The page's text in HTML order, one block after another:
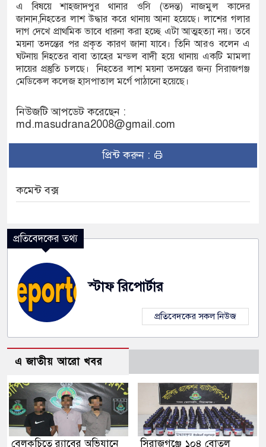
এ বিষয়ে শাহজাদপুর থানার ওসি (তদন্ত) নাজমুল কাদের
জানান,নিহতের লাশ উদ্ধার করে থানায় আনা হয়েছে। লাশের গলার
দাগ দেখে প্রাথমিক ভাবে ধারনা করা হচ্ছে এটা আত্মহত্যা নয়। তবে
ময়না তদন্তের পর প্রকৃত কারণ জানা যাবে। তিনি আরও বলেন এ
ঘটনায় নিহতের বাবা তাহের মন্ডল বাদী হয়ে থানায় একটি মামলা
দায়ের প্রস্তুতি চলছে। নিহতের লাশ ময়না তদন্তের জন্য সিরাজগঞ্জ
মেডিকেল কলেজ হাসপাতাল মর্গে পাঠানো হয়েছে।
নিউজটি আপডেট করেছেন :
md.masudrana2008@gmail.com
প্রিন্ট করুন :
কমেন্ট বক্স
প্রতিবেদকের তথ্য
স্টাফ রিপোর্টার
প্রতিবেদকের সকল নিউজ
এ জাতীয় আরো খবর
বেলকুচিতে র‌্যাবের অভিযানে সিরাজগঞ্জে ১০৪ বোতল